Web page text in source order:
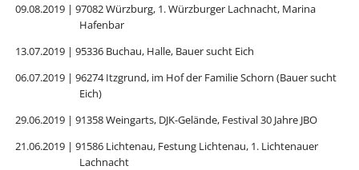
09.08.2019 | 97082 Würzburg, 1. Würzburger Lachnacht, Marina
Hafenbar
13.07.2019 | 95336 Buchau, Halle, Bauer sucht Eich
06.07.2019 | 96274 Itzgrund, im Hof der Familie Schorn (Bauer sucht
Eich)
29.06.2019 | 91358 Weingarts, DJK-Gelände, Festival 30 Jahre JBO
21.06.2019 | 91586 Lichtenau, Festung Lichtenau, 1. Lichtenauer
Lachnacht